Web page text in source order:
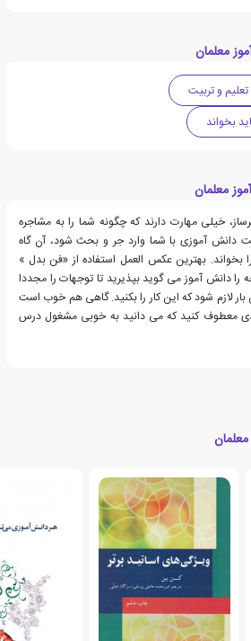
معلمان
تعلیم و تربیت
بخواند
معلمان
خیلی مهارت دارند که چگونه شما را به مشاجره
دانش آموزی با شما وارد جر و بحث شود، آن گاه
بهترین عکس العمل استفاده از «فن بدل »
دانش آموز می گوید بپذیرید تا توجهات را مجددا
لازم شود که این کار را بکنید. گاهی هم خوب است
معطوف کنید که می دانید به خوبی مشغول درس